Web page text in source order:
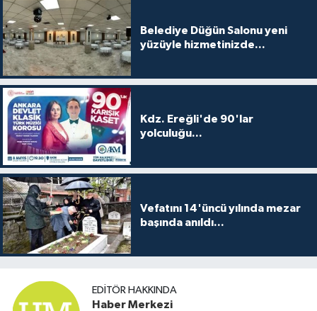
Belediye Düğün Salonu yeni
yüzüyle hizmetinizde...
Kdz. Ereğli'de 90'lar
yolculuğu...
Vefatını 14'üncü yılında mezar
başında anıldı...
EDITÖR HAKKINDA
Haber Merkezi